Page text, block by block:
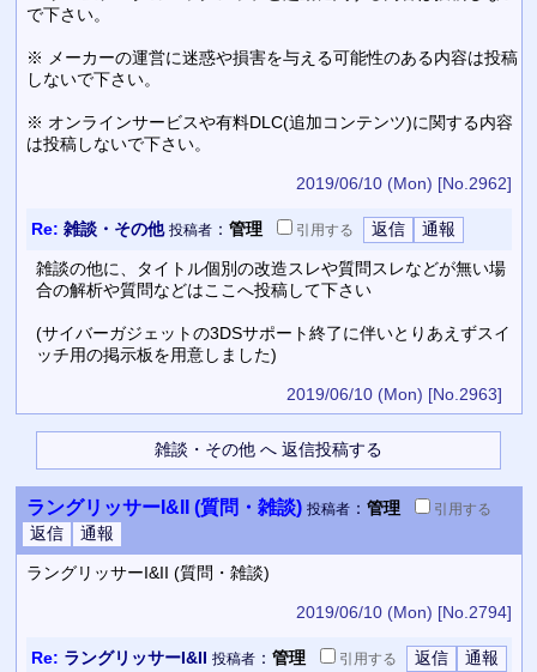
で下さい。
※ メーカーの運営に迷惑や損害を与える可能性のある内容は投稿
しないで下さい。
※ オンラインサービスや有料DLC(追加コンテンツ)に関する内容
は投稿しないで下さい。
2019/06/10 (Mon) [No.2962]
Re: 雑談・その他 投稿者： 管理 引用する
雑談の他に、タイトル個別の改造スレや質問スレなどが無い場
合の解析や質問などはここへ投稿して下さい
(サイバーガジェットの3DSサポート終了に伴いとりあえずスイ
ッチ用の掲示板を用意しました)
2019/06/10 (Mon) [No.2963]
ラングリッサーI&II (質問・雑談) 投稿者： 管理 引用する
ラングリッサーI&II (質問・雑談)
2019/06/10 (Mon) [No.2794]
Re: ラングリッサーI&II 投稿者： 管理 引用する